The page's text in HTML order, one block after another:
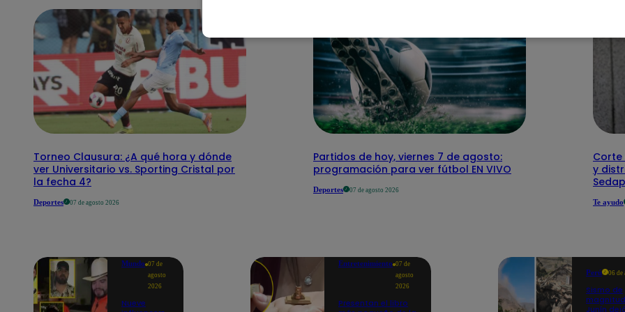
Torneo Clausura: ¿A qué hora y dónde
ver Universitario vs. Sporting Cristal por
la fecha 4?
Deportes 07 de agosto 2026
Partidos de hoy, viernes 7 de agosto:
programación para ver fútbol EN VIVO
Deportes 07 de agosto 2026
Corte
y
Te ayudo
Mundo 07 de
agosto
2026
Nueve
Entretenimiento 07 de
agosto
2026
Presentan el libro
Perú 06 de
Sismo de
Junín